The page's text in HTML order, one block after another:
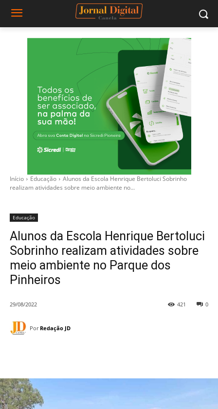
Início Educação
Alunos da Escola Henrique Bertoluci Sobrinho
realizam atividades sobre meio ambiente no...
Educação
Alunos da Escola Henrique Bertoluci
Sobrinho realizam atividades sobre
meio ambiente no Parque dos
Pinheiros
29/08/2022 0
421
Por Redação JD